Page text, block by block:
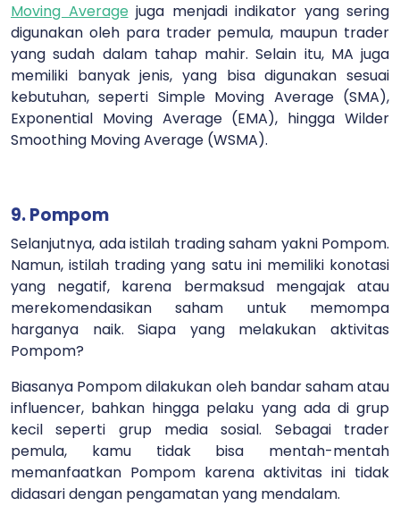
Moving Averagejuga menjadi indikator yang sering
digunakan oleh para trader pemula, maupun trader
yang sudah dalam tahap mahir. Selain itu, MA juga
memiliki banyak jenis, yang bisa digunakan sesuai
kebutuhan, seperti Simple Moving Average (SMA),
Exponential Moving Average (EMA), hingga Wilder
Smoothing Moving Average (WSMA).
9. Pompom
Selanjutnya, ada istilah trading saham yakni Pompom.
Namun, istilah trading yang satu ini memiliki konotasi
yang negatif, karena bermaksud mengajak atau
merekomendasikan saham untuk memompa
harganya naik. Siapa yang melakukan aktivitas
Pompom?
Biasanya Pompom dilakukan oleh bandar saham atau
influencer, bahkan hingga pelaku yang ada di grup
kecil seperti grup media sosial. Sebagai trader
pemula, kamu tidak bisa mentah-mentah
memanfaatkan Pompom karena aktivitas ini tidak
didasari dengan pengamatan yang mendalam.